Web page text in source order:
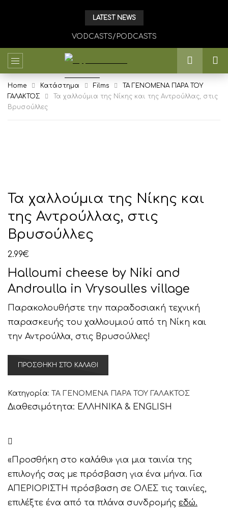
LATEST NEWS
VODCASTS/PODCASTS
Home Κατάστημα Films
ΤΑ ΓΕΝΟΜΕΝΑ ΠΑΡΑ ΤΟΥ
ΓΑΛΑΚΤΟΣ
Τα χαλλούμια της Νίκης και της Αντρούλλας, στις
Βρυσούλλες
Τα χαλλούμια της Νίκης και
της Αντρούλλας, στις
Βρυσούλλες
2.99€
Halloumi cheese by Niki and
Androulla in Vrysoulles village
Παρακολουθήστε την παραδοσιακή τεχνική
παρασκευής του χαλλουμιού από τη Νίκη και
την Αντρούλλα, στις Βρυσούλλες!
χαλλούμια
της
Νίκης
στις
Βρυσούλλες
ποσότητα
ΠΡΟΣΘΉΚΗ ΣΤΟ ΚΑΛΆΘΙ
Κατηγορία: ΤΑ ΓΕΝΟΜΕΝΑ ΠΑΡΑ ΤΟΥ ΓΑΛΑΚΤΟΣ
Διαθεσιμότητα: ΕΛΛΗΝΙΚΑ & ENGLISH
«Προσθήκη στο καλάθι» για μια ταινία της
επιλογής σας με πρόσβαση για ένα μήνα. Για
ΑΠΕΡΙΟΡΙΣΤΗ πρόσβαση σε ΟΛΕΣ τις ταινίες,
επιλέξτε ένα από τα πλάνα συνδρομής εδώ.